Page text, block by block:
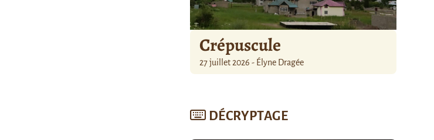
Crépuscule
27 juillet 2026 - Élyne Dragée
DÉCRYPTAGE